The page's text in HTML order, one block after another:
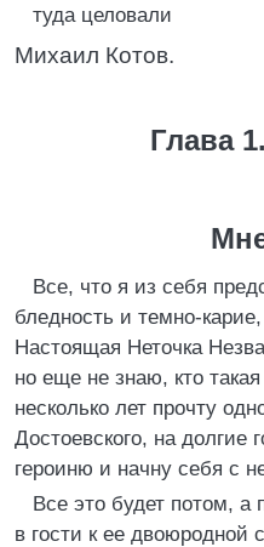
туда целовали
Михаил Котов.
Глава
Все, что я из себя
бледность и темно-
Настоящая Неточка
но еще не знаю, кто
несколько лет прочту
Достоевского, на
героиню и начну себя с
Все это будет потом,
в гости к ее двоюродной